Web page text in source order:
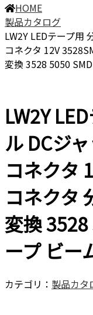
HOME
製品カタログ
LW2Y LEDテープ用
コネクタ 12V
変換 3528 5050
LW2Y
ル DCジ
コネクタ
コネクタ
変換
ープ ビー
カテゴリ： 製品カタ